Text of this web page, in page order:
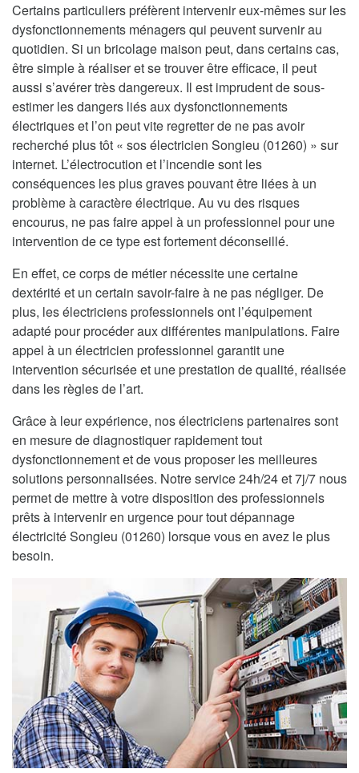
Certains particuliers préfèrent intervenir eux-mêmes sur les
dysfonctionnements ménagers qui peuvent survenir au
quotidien. Si un bricolage maison peut, dans certains cas,
être simple à réaliser et se trouver être efficace, il peut
aussi s’avérer très dangereux. Il est imprudent de sous-
estimer les dangers liés aux dysfonctionnements
électriques et l’on peut vite regretter de ne pas avoir
recherché plus tôt « sos électricien Songieu (01260) » sur
internet. L’électrocution et l’incendie sont les
conséquences les plus graves pouvant être liées à un
problème à caractère électrique. Au vu des risques
encourus, ne pas faire appel à un professionnel pour une
intervention de ce type est fortement déconseillé.
En effet, ce corps de métier nécessite une certaine
dextérité et un certain savoir-faire à ne pas négliger. De
plus, les électriciens professionnels ont l’équipement
adapté pour procéder aux différentes manipulations. Faire
appel à un électricien professionnel garantit une
intervention sécurisée et une prestation de qualité, réalisée
dans les règles de l’art.
Grâce à leur expérience, nos électriciens partenaires sont
en mesure de diagnostiquer rapidement tout
dysfonctionnement et de vous proposer les meilleures
solutions personnalisées. Notre service 24h/24 et 7j/7 nous
permet de mettre à votre disposition des professionnels
prêts à intervenir en urgence pour tout dépannage
électricité Songieu (01260) lorsque vous en avez le plus
besoin.